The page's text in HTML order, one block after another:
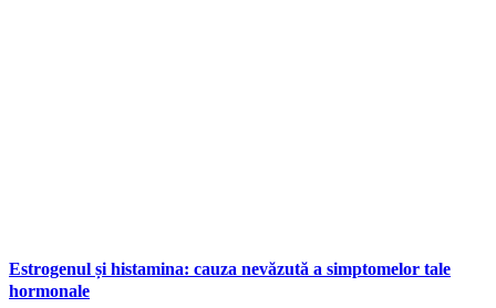
Estrogenul și histamina: cauza nevăzută a simptomelor tale
hormonale